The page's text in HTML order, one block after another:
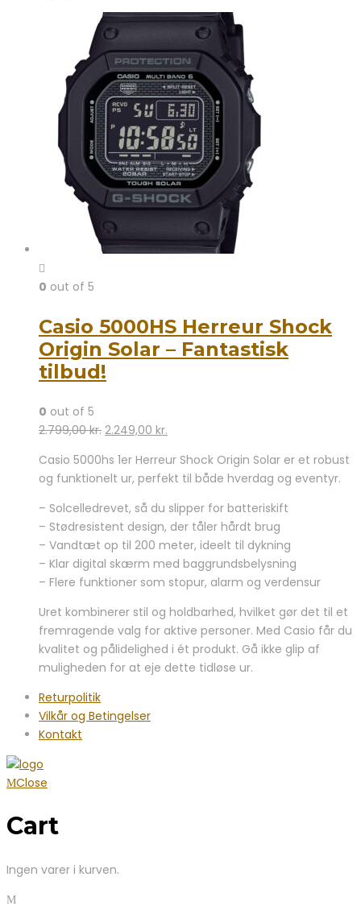
0 out of 5
Casio 5000HS Herreur Shock
Origin Solar – Fantastisk
tilbud!
0 out of 5
2.799,00kr. Den
pris
var:
2.799,00 kr..
2.249,00 kr.
pris
er:
2.249,00 kr..
Casio 5000hs 1er Herreur Shock Origin Solar er et robust
og funktionelt ur, perfekt til både hverdag og eventyr.
– Solcelledrevet, så du slipper for batteriskift
– Stødresistent design, der tåler hårdt brug
– Vandtæt op til 200 meter, ideelt til dykning
– Klar digital skærm med baggrundsbelysning
– Flere funktioner som stopur, alarm og verdensur
Uret kombinerer stil og holdbarhed, hvilket gør det til et
fremragende valg for aktive personer. Med Casio får du
kvalitet og pålidelighed i ét produkt. Gå ikke glip af
muligheden for at eje dette tidløse ur.
Returpolitik
Vilkår og Betingelser
Kontakt
Close
Cart
Ingen varer i kurven.